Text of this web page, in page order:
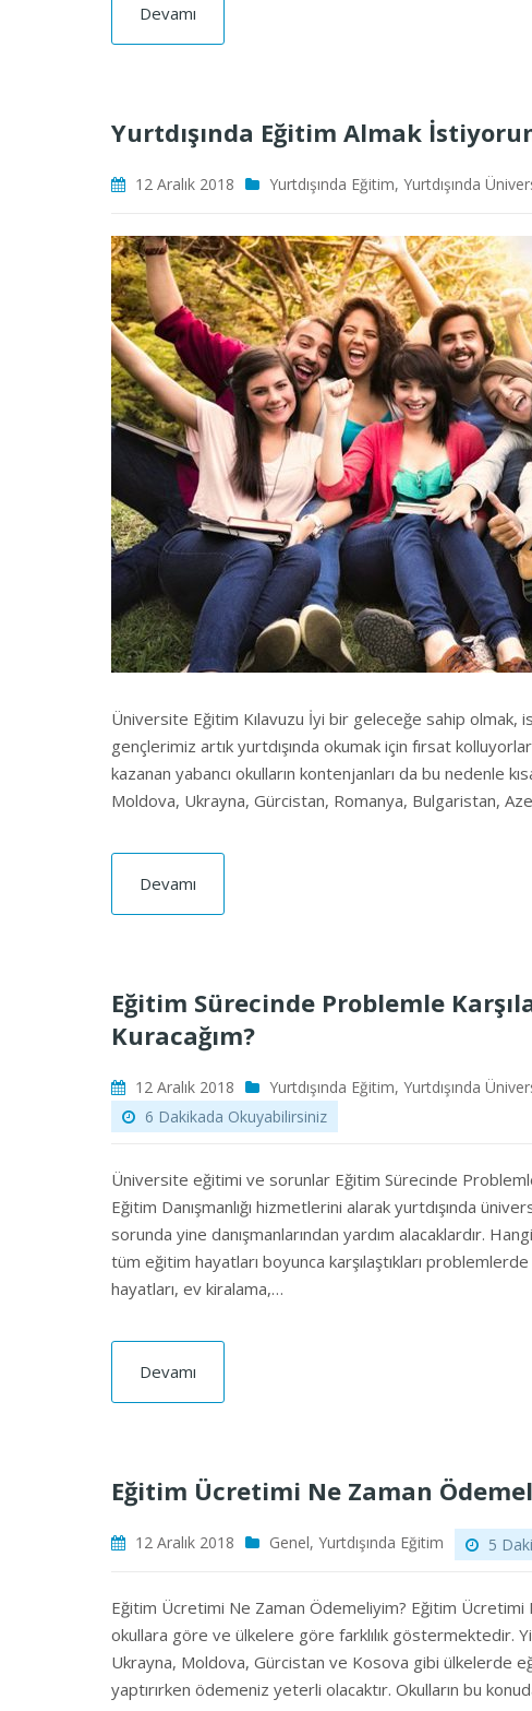
Devamı
Yurtdışında Eğitim Almak
12 Aralık 2018 Yurtdışında Eğitim, Yurtdışında
Üniversite Eğitim Kılavuzu İyi bir geleceğe sahip olmak,
gençlerimiz artık yurtdışında okumak için fırsat
kazanan yabancı okulların kontenjanları da bu nedenle
Moldova, Ukrayna, Gürcistan, Romanya, Bulgaristan,
Devamı
Eğitim Sürecinde Problemle
Kuracağım?
12 Aralık 2018 Yurtdışında Eğitim, Yurtdışında
6 Dakikada Okuyabilirsiniz
Üniversite eğitimi ve sorunlar Eğitim Sürecinde
Eğitim Danışmanlığı hizmetlerini alarak yurtdışında
sorunda yine danışmanlarından yardım alacaklardır.
tüm eğitim hayatları boyunca karşılaştıkları
hayatları, ev kiralama,…
Devamı
Eğitim Ücretimi Ne Zaman
12 Aralık 2018 Genel, Yurtdışında Eğitim 5
Eğitim Ücretimi Ne Zaman Ödemeliyim? Eğitim Ücretimi
okullara göre ve ülkelere göre farklılık göstermektedir.
Ukrayna, Moldova, Gürcistan ve Kosova gibi ülkelerde
yaptırırken ödemeniz yeterli olacaktır. Okulların bu